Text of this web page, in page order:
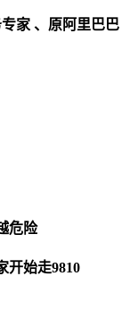
家 、原阿里巴巴
危险
开始走9810